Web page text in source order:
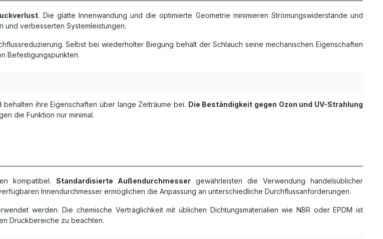
. Die glatte Innenwandung und die optimierte Geometrie minimieren Strömungswiderstände und
und verbesserten Systemleistungen.
Selbst bei wiederholter Biegung behält der Schlauch seine mechanischen Eigenschaften
Befestigungspunkten.
ihre Eigenschaften über lange Zeiträume bei. Die Beständigkeit gegen Ozon und UV-Strahlung
die Funktion nur minimal.
kompatibel. Standardisierte Außendurchmessergewährleisten die Verwendung handelsüblicher
Innendurchmesser ermöglichen die Anpassung an unterschiedliche Durchflussanforderungen.
werden. Die chemische Verträglichkeit mit üblichen Dichtungsmaterialien wie NBR oder EPDM ist
Druckbereiche zu beachten.